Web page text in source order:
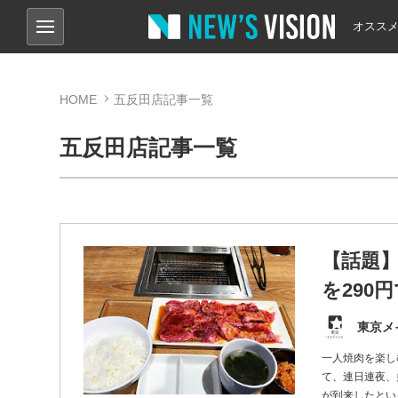
オスス
HOME 五反田店記事一覧
五反田店記事一覧
【話題
を290
東京メ
一人焼肉を楽
て、連日連夜
が到来したとい